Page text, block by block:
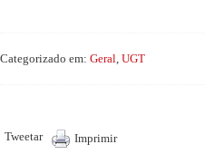
Categorizado em: Geral, UGT
Tweetar Imprimir